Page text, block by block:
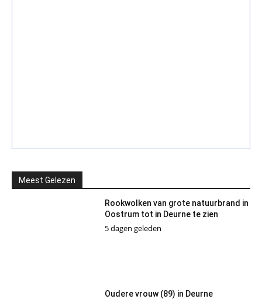
Meest Gelezen
Rookwolken van grote natuurbrand in
Oostrum tot in Deurne te zien
5 dagen geleden
Oudere vrouw (89) in Deurne